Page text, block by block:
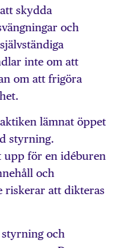
skydda
och
inte om att
om att frigöra
lämnat öppet
styrning.
upp för en idéburen
och
att dikteras
och